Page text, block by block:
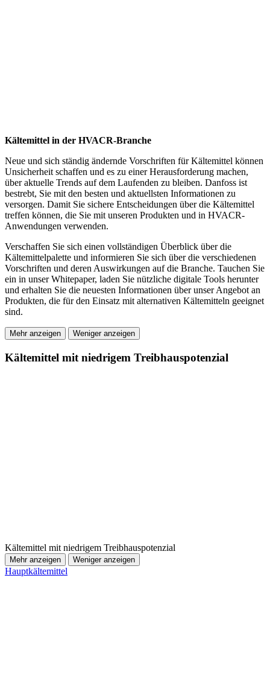
Kältemittel in der HVACR-Branche
Neue und sich ständig ändernde Vorschriften für Kältemittel können
Unsicherheit schaffen und es zu einer Herausforderung machen,
über aktuelle Trends auf dem Laufenden zu bleiben. Danfoss ist
bestrebt, Sie mit den besten und aktuellsten Informationen zu
versorgen. Damit Sie sichere Entscheidungen über die Kältemittel
treffen können, die Sie mit unseren Produkten und in HVACR-
Anwendungen verwenden.
Verschaffen Sie sich einen vollständigen Überblick über die
Kältemittelpalette und informieren Sie sich über die verschiedenen
Vorschriften und deren Auswirkungen auf die Branche. Tauchen Sie
ein in unser Whitepaper, laden Sie nützliche digitale Tools herunter
und erhalten Sie die neuesten Informationen über unser Angebot an
Produkten, die für den Einsatz mit alternativen Kältemitteln geeignet
sind.
Mehr anzeigen Weniger anzeigen
Kältemittel mit niedrigem Treibhauspotenzial
Kältemittel mit niedrigem Treibhauspotenzial
Mehr anzeigen Weniger anzeigen
Hauptkältemittel